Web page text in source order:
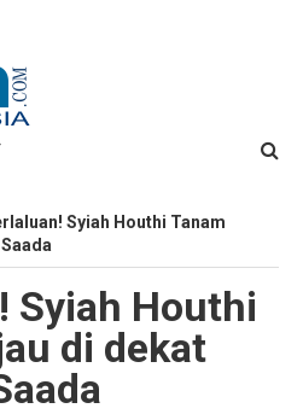
Syiah Houthi Tanam
Syiah Houthi
di dekat